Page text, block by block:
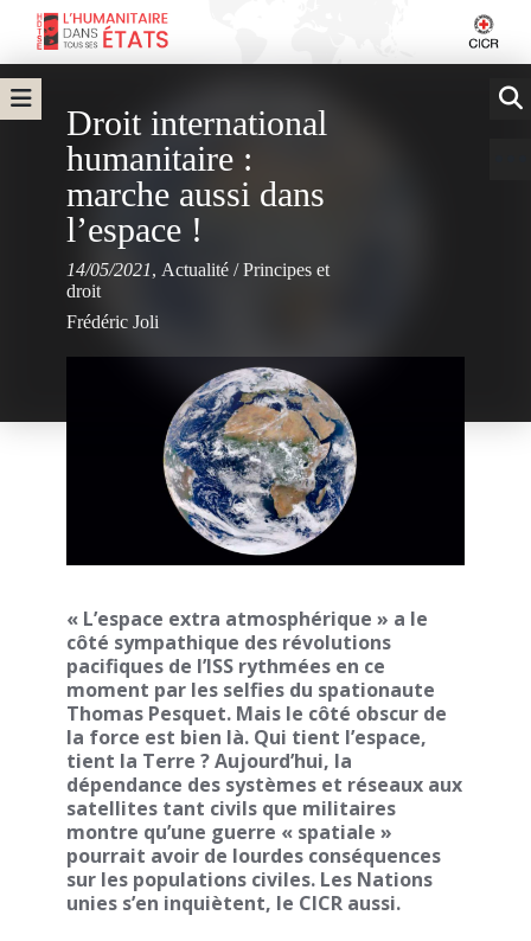
Droit international
humanitaire :
marche aussi dans
l’espace !
14/05/2021, Actualité /Principes et
droit
Frédéric Joli
« L’espace extra atmosphérique » a le
côté sympathique des révolutions
pacifiques de l’ISS rythmées en ce
moment par les selfies du spationaute
Thomas Pesquet. Mais le côté obscur de
la force est bien là. Qui tient l’espace,
tient la Terre ? Aujourd’hui, la
dépendance des systèmes et réseaux aux
satellites tant civils que militaires
montre qu’une guerre « spatiale »
pourrait avoir de lourdes conséquences
sur les populations civiles. Les Nations
unies s’en inquiètent, le CICR aussi.